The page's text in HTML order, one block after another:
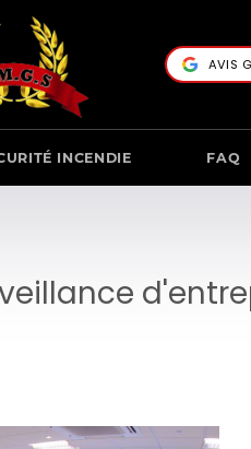
AVIS
INCENDIE FAQ